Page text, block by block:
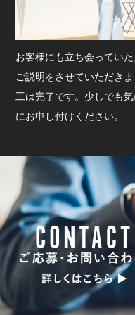
お客様にも立ち会ってい
ご説明をさせていただき
工は完了です。少しでも
にお申し付けください。